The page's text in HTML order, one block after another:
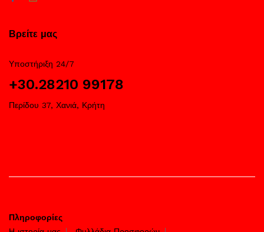
Βρείτε μας
Υποστήριξη 24/7
+30.28210 99178
Περίδου 37, Χανιά, Κρήτη
Πληροφορίες